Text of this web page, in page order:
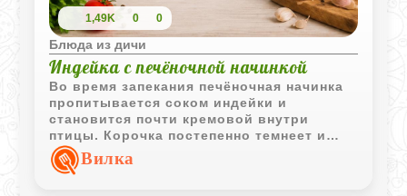
1,49K 0 0
Блюда из дичи
Индейка с печёночной начинкой
Во время запекания печёночная начинка
пропитывается соком индейки и
становится почти кремовой внутри
птицы. Корочка постепенно темнеет и
блестит от горячего масла, а аромат
жареной печени смешивается со
Вилка